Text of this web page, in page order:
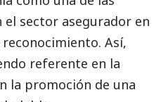
el sector asegurador en
Así,
referente en la
la promoción de una